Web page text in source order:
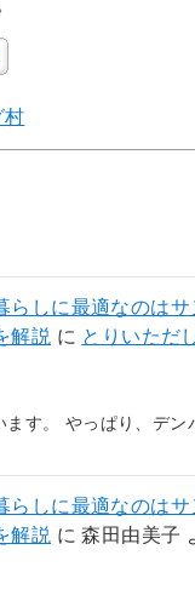
らしに最適なのはサ
解説 に とりいただ
す。 やっぱり、デン
らしに最適なのはサ
解説 に森田由美子